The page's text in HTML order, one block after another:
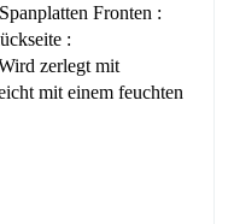
Fronten :
:
zerlegt mit
mit einem feuchten